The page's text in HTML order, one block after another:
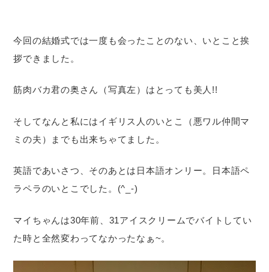
今回の結婚式では一度も会ったことのない、いとこと挨
拶できました。
筋肉バカ君の奥さん（写真左）はとっても美人!!
そしてなんと私にはイギリス人のいとこ（悪ワル仲間マ
ミの夫）までも出来ちゃてました。
英語であいさつ、そのあとは日本語オンリー。日本語ペ
ラペラのいとこでした。(^_-)
マイちゃんは30年前、31アイスクリームでバイトしてい
た時と全然変わってなかったなぁ~。